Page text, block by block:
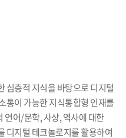
심층적 지식을 바탕으로 디지털
통이 가능한 지식통합형 인재를
언어/문학, 사상, 역사에 대한
디지털 테크놀로지를 활용하여